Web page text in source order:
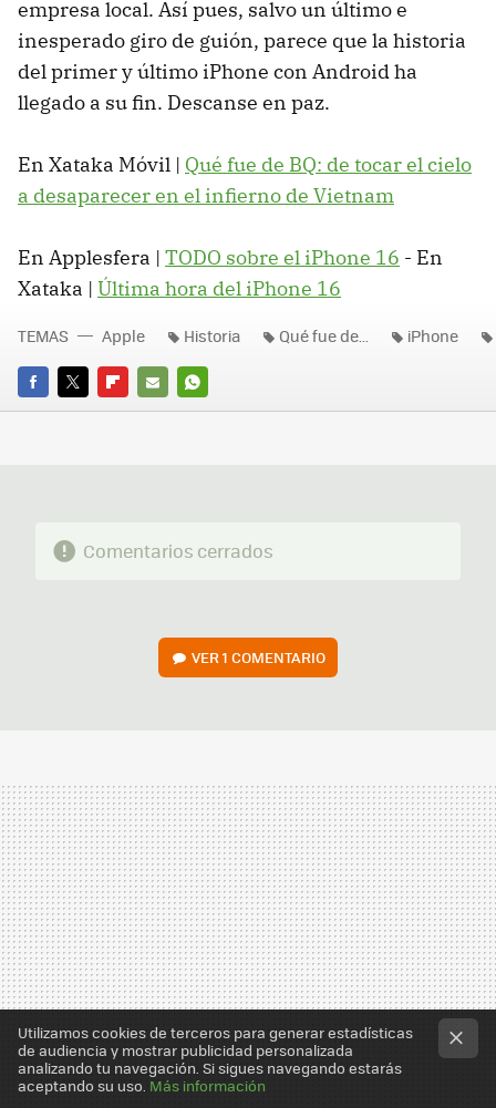
empresa local. Así pues, salvo un último e
inesperado giro de guión, parece que la historia
del primer y último iPhone con Android ha
llegado a su fin. Descanse en paz.
En Xataka Móvil | Qué fue de BQ: de tocar el cielo
a desaparecer en el infierno de Vietnam
En Applesfera | TODO sobre el iPhone 16 - En
Xataka | Última hora del iPhone 16
FACEBOOK
TWITTERFLIPBOARD
E-
WHATSAPP
TEMAS Apple Historia Qué fue de... iPhone
Comentarios cerrados
VER1 COMENTARIO
Utilizamos cookies de terceros para generar estadísticas
de audiencia y mostrar publicidad personalizada
analizando tu navegación. Si sigues navegando estarás
aceptando su uso. Más información